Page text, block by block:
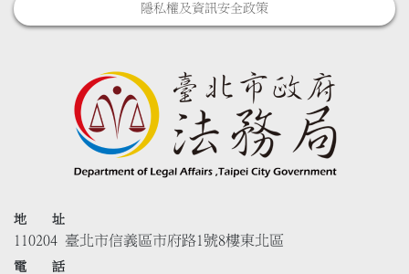
隱私權及資訊安全政策
地 址
110204 臺北市信義區市府路1號8樓東北區
電 話